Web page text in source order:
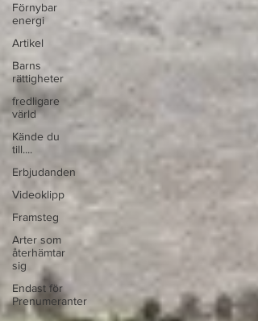
Förnybar
energi
Artikel
Barns
rättigheter
fredligare
värld
Kände du
till....
Erbjudanden
Videoklipp
Framsteg
Arter som
återhämtar
sig
Endast för
Prenumeranter